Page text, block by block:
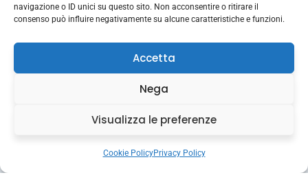
navigazione o ID unici su questo sito. Non acconsentire o ritirare il
consenso può influire negativamente su alcune caratteristiche e funzioni.
Accetta
Nega
Visualizza le preferenze
Cookie PolicyPrivacy Policy
Privacy Policy